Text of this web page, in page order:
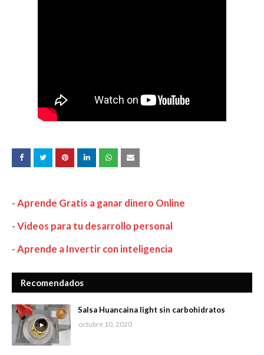
-Aprende Gratis a ganar dinero Online
-Videos para tu desarrollo personal
-Aprende a Invertir con inteligencia
Recomendados
Salsa Huancaina light sin carbohidratos
octubre 10, 2020